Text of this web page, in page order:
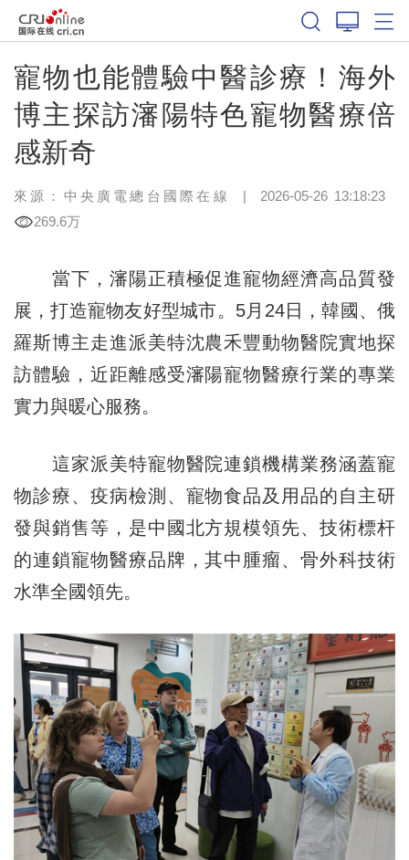
寵物也能體驗中醫診療！海外
博主探訪瀋陽特色寵物醫療倍
感新奇
來源：中央廣電總台國際在線 | 2026-05-26 13:18:23
269.6万
當下，瀋陽正積極促進寵物經濟高品質發
展，打造寵物友好型城市。5月24日，韓國、俄
羅斯博主走進派美特沈農禾豐動物醫院實地探
訪體驗，近距離感受瀋陽寵物醫療行業的專業
實力與暖心服務。
這家派美特寵物醫院連鎖機構業務涵蓋寵
物診療、疫病檢測、寵物食品及用品的自主研
發與銷售等，是中國北方規模領先、技術標杆
的連鎖寵物醫療品牌，其中腫瘤、骨外科技術
水準全國領先。